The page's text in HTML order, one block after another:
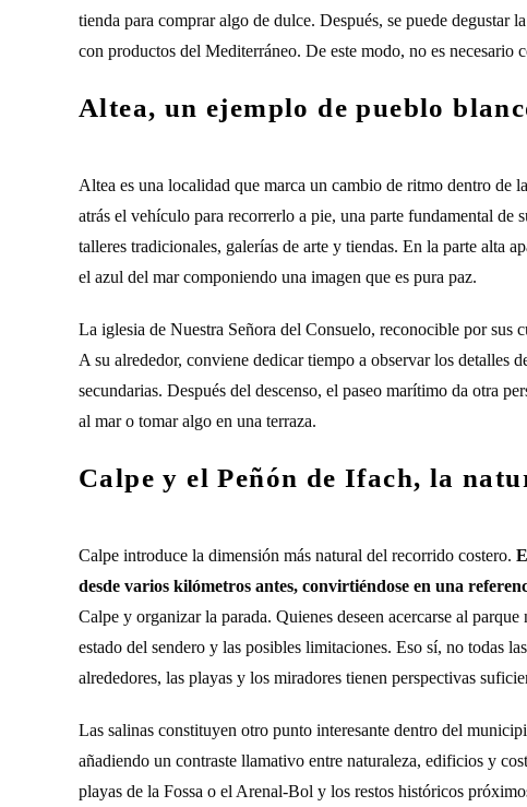
tienda para comprar algo de dulce. Después, se puede degustar
con productos del Mediterráneo. De este modo, no es necesario
Altea, un ejemplo de pueblo
Altea es una localidad que marca un cambio de ritmo dentro de
atrás el vehículo para recorrerlo a pie, una parte fundamental de
talleres tradicionales, galerías de arte y tiendas. En la parte alta
el azul del mar componiendo una imagen que es pura paz.
La iglesia de Nuestra Señora del Consuelo, reconocible por sus
A su alrededor, conviene dedicar tiempo a observar los detalles
secundarias. Después del descenso, el paseo marítimo da otra
al mar o tomar algo en una terraza.
Calpe y el Peñón de Ifach, la
Calpe introduce la dimensión más natural del recorrido costero.
desde varios kilómetros antes, convirtiéndose en una
Calpe y organizar la parada. Quienes deseen acercarse al
estado del sendero y las posibles limitaciones. Eso sí, no todas
alrededores, las playas y los miradores tienen perspectivas
Las salinas constituyen otro punto interesante dentro del
añadiendo un contraste llamativo entre naturaleza, edificios y
playas de la Fossa o el Arenal-Bol y los restos históricos